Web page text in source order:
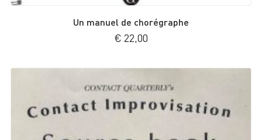
Un manuel de chorégraphe
€ 22,00